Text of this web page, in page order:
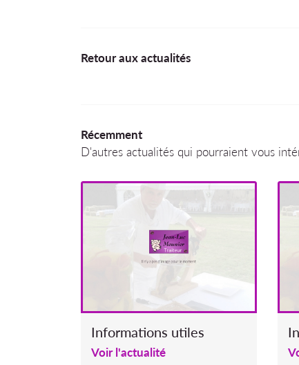
Retour aux actualités
Récemment
D'autres actualités qui pourraient vous
Informations utiles
Voir l'actualité